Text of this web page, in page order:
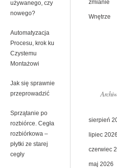
używanego, czy
nowego?
Automatyzacja
Procesu, krok ku
Czystemu
Montażowi
Jak się sprawnie
przeprowadzić
Sprzątanie po
rozbiórce. Cegła
rozbiórkowa –
płytki ze starej
cegły
zmianie
Wnętrze
sierpień
lipiec 2026
czerwiec
maj 2026